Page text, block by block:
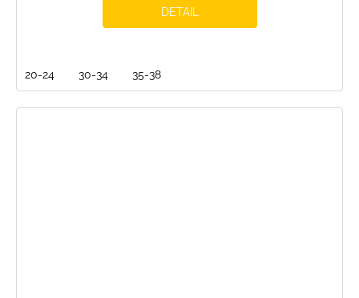
DETAIL
20-24 30-34 35-38